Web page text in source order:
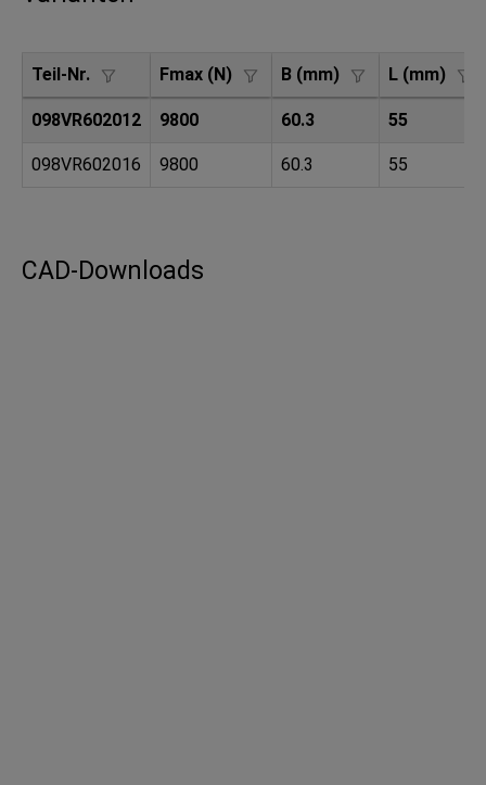
Teil-Nr. Fmax (N) B (mm) L (mm)
098VR602012 9800 60.3 55
098VR602016 9800 60.3 55
CAD-Downloads